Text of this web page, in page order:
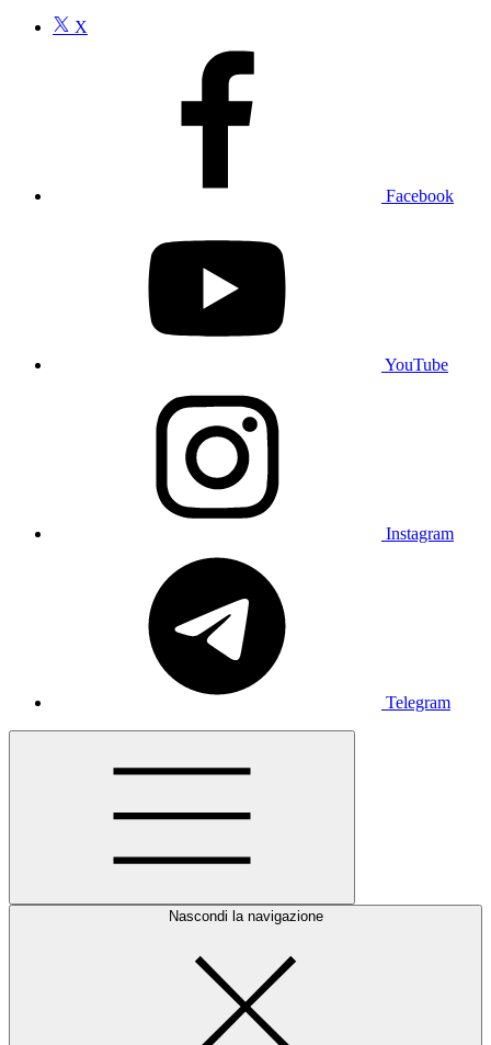
X
Facebook
YouTube
Instagram
Telegram
Nascondi la navigazione